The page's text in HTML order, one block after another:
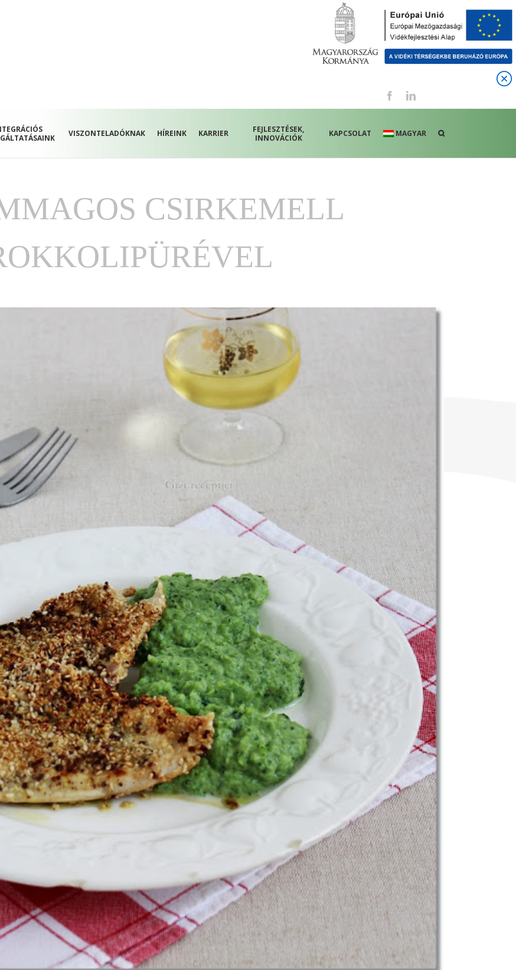
FacebookLinkedIn
VISZONTELADÓKNAK HÍREINK KARRIER
FEJLESZTÉSEK,
INNOVÁCIÓK
KAPCSOLAT MAGYAR
CSIRKEMELL